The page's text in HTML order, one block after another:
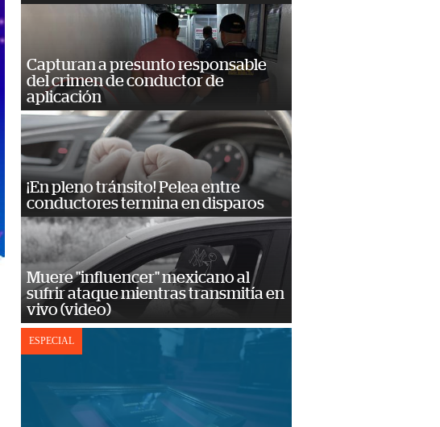
Capturan a presunto responsable
del crimen de conductor de
aplicación
¡En pleno tránsito! Pelea entre
conductores termina en disparos
Muere "influencer" mexicano al
sufrir ataque mientras transmitía en
vivo (video)
ESPECIAL